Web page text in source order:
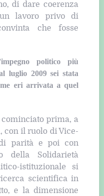
di dare coerenza
lavoro privo di
che fosse
politico più
luglio 2009 sei stata
eri arrivata a quel
prima, a
con il ruolo di Vice-
parità e poi con
della Solidarietà
istituzionale si
scientifica in
e la dimensione